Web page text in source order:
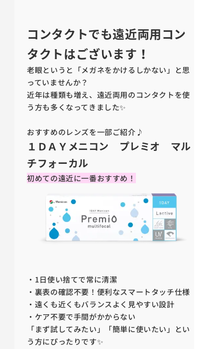
コンタクトでも遠近両用コン
タクトはございます！
老眼というと「メガネをかけるしかない」と思
っていませんか？
近年は種類も増え、遠近両用のコンタクトを使
う方も多くなってきました✨
おすすめのレンズを一部ご紹介♪
１ＤＡＹメニコン プレミオ マル
チフォーカル
初めての遠近に一番おすすめ！
・1日使い捨てで常に清潔
・裏表の確認不要！便利なスマートタッチ仕様
・遠くも近くもバランスよく見やすい設計
・ケア不要で手間がかからない
「まず試してみたい」「簡単に使いたい」とい
う方にぴったりです✨